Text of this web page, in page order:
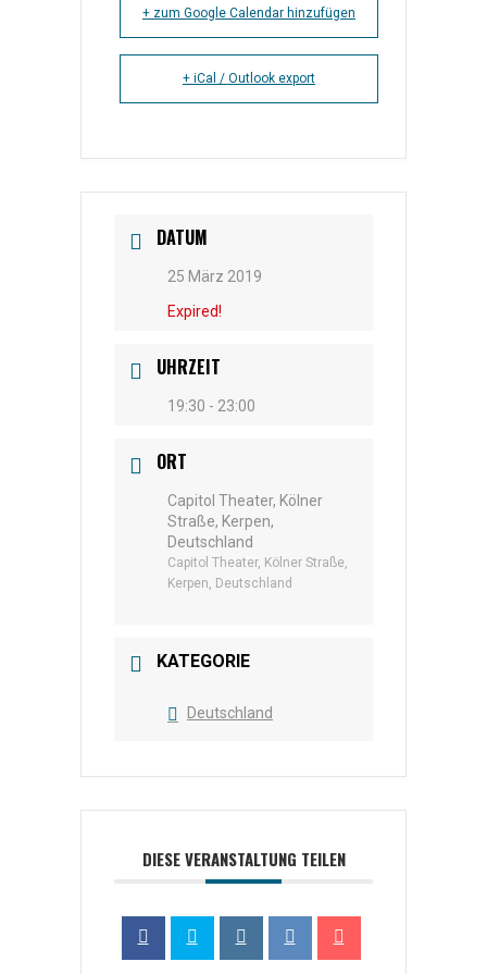
+ zum Google Calendar hinzufügen
+ iCal / Outlook export
DATUM
25 März 2019
Expired!
UHRZEIT
19:30 - 23:00
ORT
Capitol Theater, Kölner
Straße, Kerpen,
Deutschland
Capitol Theater, Kölner Straße,
Kerpen, Deutschland
KATEGORIE
Deutschland
DIESE VERANSTALTUNG TEILEN